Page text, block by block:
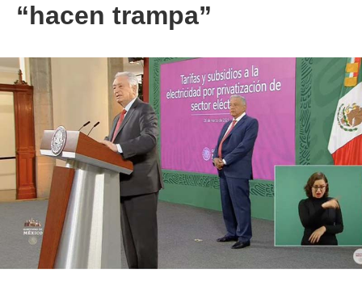
“hacen trampa”